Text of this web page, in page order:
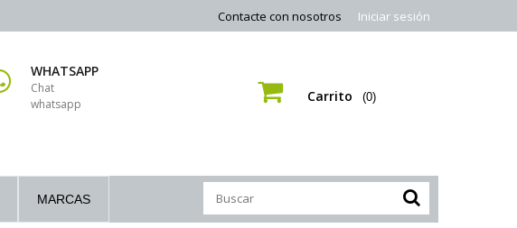
Iniciar sesión
Contacte con nosotros
WHATSAPP
Chat
whatsapp
Carrito (0)
MARCAS